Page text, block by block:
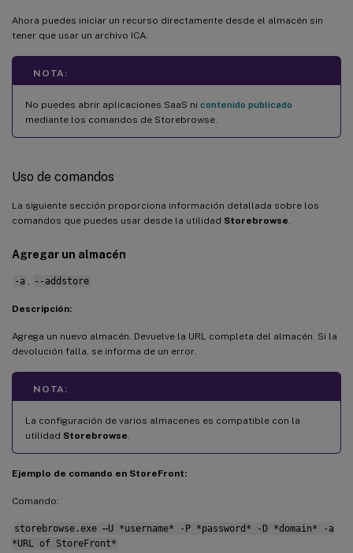
Ahora puedes iniciar un recurso directamente desde el almacén sin
tener que usar un archivo ICA.
NOTA:
No puedes abrir aplicaciones SaaS ni contenido publicado
mediante los comandos de Storebrowse.
Uso de comandos
La siguiente sección proporciona información detallada sobre los
comandos que puedes usar desde la utilidad Storebrowse
Agregar un almacén
-a --addstore
Descripción:
Agrega un nuevo almacén. Devuelve la URL completa del almacén. Si la
devolución falla, se informa de un error.
NOTA:
La configuración de varios almacenes es compatible con la
utilidad Storebrowse
Ejemplo de comando en StoreFront:
Comando:
storebrowse.exe –U *username* -P *password* -D *domain* -a
*URL of StoreFront*